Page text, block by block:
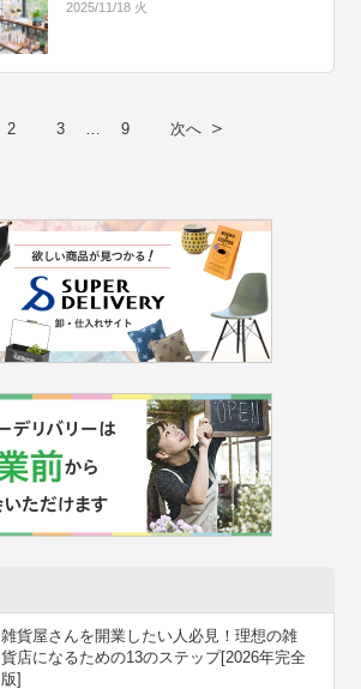
2025/11/18 火
2 3 9 次へ ＞
雑貨屋さんを開業したい人必見！理想の雑
貨店になるための13のステップ[2026年完全
版]